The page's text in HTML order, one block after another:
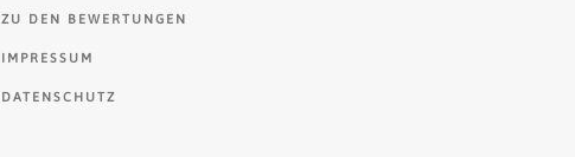
ZU DEN BEWERTUNGEN
IMPRESSUM
DATENSCHUTZ